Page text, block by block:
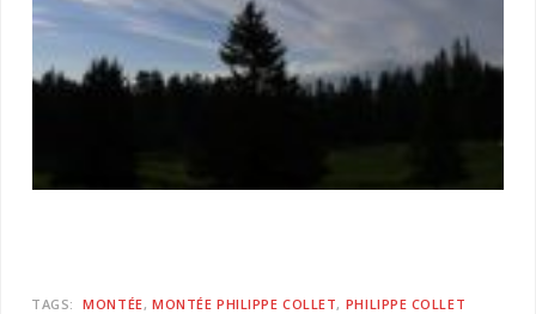
TAGS: MONTÉE MONTÉE PHILIPPE COLLET PHILIPPE COLLET